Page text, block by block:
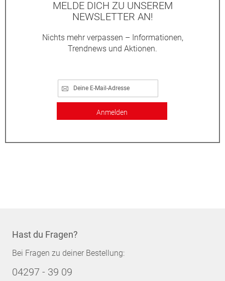
MELDE DICH ZU UNSEREM
NEWSLETTER AN!
Nichts mehr verpassen – Informationen,
Trendnews und Aktionen.
Anmelden
Hast du Fragen?
Bei Fragen zu deiner Bestellung:
04297 - 39 09